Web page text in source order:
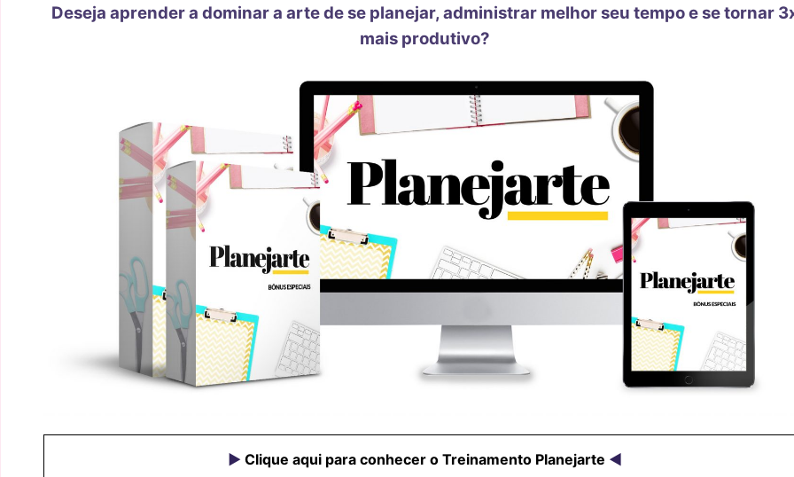
Deseja aprender a dominar a arte de se planejar, administrar melhor seu tempo e se tornar
mais produtivo?
► Clique aqui para conhecer o Treinamento Planejarte ◄